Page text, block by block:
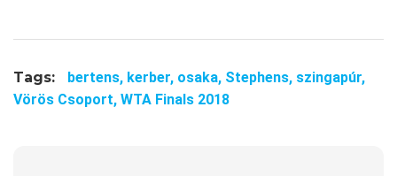
Tags: bertens, kerber, osaka, Stephens, szingapúr,
Vörös Csoport, WTA Finals 2018